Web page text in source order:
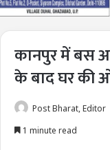
कानपुर में बस
के बाद घर की
Post Bharat, Editor
1 minute read